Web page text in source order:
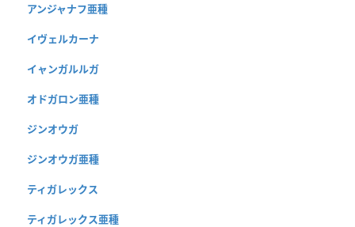
アンジャナフ亜種
イヴェルカーナ
イャンガルルガ
オドガロン亜種
ジンオウガ
ジンオウガ亜種
ティガレックス
ティガレックス亜種